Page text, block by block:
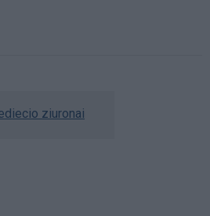
ziuronai